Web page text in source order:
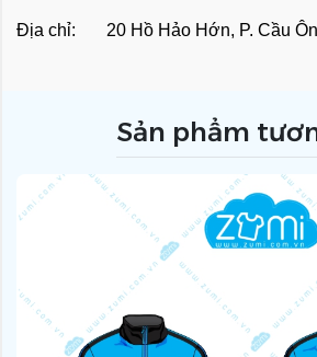
Địa chỉ: 20 Hồ Hảo Hớn, P. Cầu
Sản phẩm